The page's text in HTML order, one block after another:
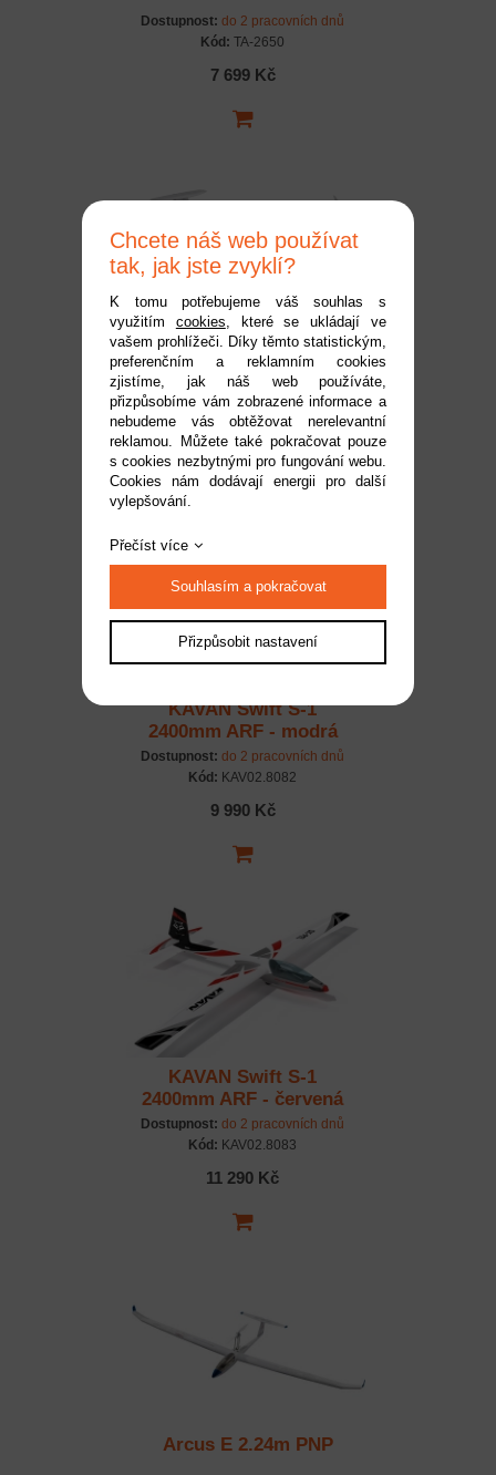
Dostupnost: do 2 pracovních dnů
Kód: TA-2650
7 699 Kč
KAVAN 304TS TwinShark
2700mm ARF
Dostupnost:
na dotaz
Kód:KAV02.8077
10 990 Kč
KAVAN Swift S-1
2400mm ARF - modrá
Dostupnost: do 2 pracovních dnů
Kód: KAV02.8082
9 990 Kč
KAVAN Swift S-1
2400mm ARF - červená
Dostupnost: do 2 pracovních dnů
Kód: KAV02.8083
11 290 Kč
Arcus E 2.24m PNP
Chcete náš web používat
tak, jak jste zvyklí?
K tomu potřebujeme váš souhlas s
využitím cookies, které se ukládají ve
vašem prohlížeči. Díky těmto statistickým,
preferenčním a reklamním cookies
zjistíme, jak náš web používáte,
přizpůsobíme vám zobrazené informace a
nebudeme vás obtěžovat nerelevantní
reklamou. Můžete také pokračovat pouze
s cookies nezbytnými pro fungování webu.
Cookies nám dodávají energii pro další
vylepšování.
Přečíst více
Souhlasím a pokračovat
Přizpůsobit nastavení